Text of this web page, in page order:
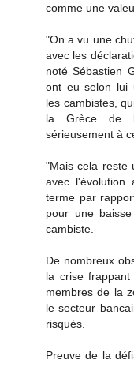
comme une
"On a vu une
avec les
noté Sébastien
ont eu selon lui
les cambistes,
la Grèce de
sérieusement à
"Mais cela reste
avec
terme par
pour une
cambiste.
De nombreux
la crise
membres de la
le secteur
risqués.
Preuve de la